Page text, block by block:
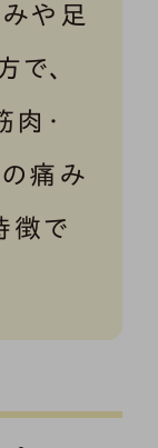
や足
、
肉・
痛み
徴で